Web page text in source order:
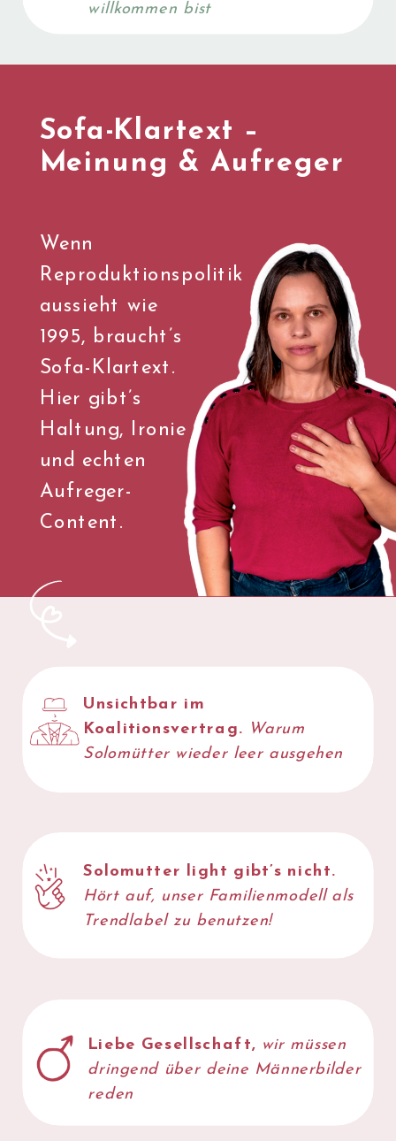
willkommen bist
Wenn
Reproduktionspolitik
aussieht wie
1995, braucht’s
Sofa-Klartext.
Hier gibt’s
Haltung, Ironie
und echten
Aufreger-
Content.
Sofa-Klartext –
Meinung & Aufreger
JETZT
LESEN
Unsichtbar im
Koalitionsvertrag.
Warum
Solomütter wieder leer ausgehen
Liebe Gesellschaft, wir müssen
dringend über deine Männerbilder
reden
Solomutter light gibt’s nicht.
Hört auf, unser Familienmodell als
Trendlabel zu benutzen!